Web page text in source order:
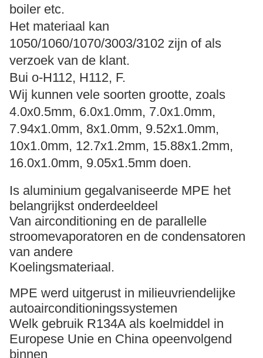
boiler etc.
Het materiaal kan
1050/1060/1070/3003/3102 zijn of als
verzoek van de klant.
Bui o-H112, H112, F.
Wij kunnen vele soorten grootte, zoals
4.0x0.5mm, 6.0x1.0mm, 7.0x1.0mm,
7.94x1.0mm, 8x1.0mm, 9.52x1.0mm,
10x1.0mm, 12.7x1.2mm, 15.88x1.2mm,
16.0x1.0mm, 9.05x1.5mm doen.
Is aluminium gegalvaniseerde MPE het
belangrijkst onderdeeldeel
Van airconditioning en de parallelle
stroomevaporatoren en de condensatoren
van andere
Koelingsmateriaal.
MPE werd uitgerust in milieuvriendelijke
autoairconditioningssystemen
Welk gebruik R134A als koelmiddel in
Europese Unie en China opeenvolgend
binnen